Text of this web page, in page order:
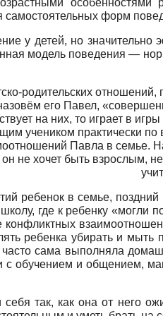
самостоятельных форм
у детей, но значительно
модель поведения —
родительских отношений,
его Павел,
на них, то играет в
учеником практически
Павла в семье.
не хочет быть взрослым,
ребенок в семье,
где к ребенку «могли
ребенка убирать и
сама выполняла
обучением и общением,
так, как она от него